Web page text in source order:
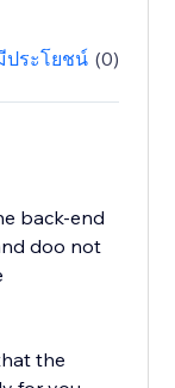
ประโยชน์ (0)
back-end
doo not
the